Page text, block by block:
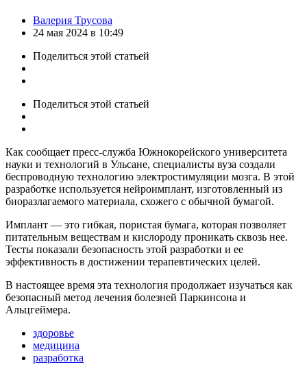
Posted
by
Валерия Трусова
24 мая 2024 в 10:49
Поделиться этой статьей
Поделиться этой статьей
Как сообщает пресс-служба Южнокорейского университета
науки и технологий в Ульсане, специалисты вуза создали
беспроводную технологию электростимуляции мозга. В этой
разработке используется нейроимплант, изготовленный из
биоразлагаемого материала, схожего с обычной бумагой.
Имплант — это гибкая, пористая бумага, которая позволяет
питательным веществам и кислороду проникать сквозь нее.
Тесты показали безопасность этой разработки и ее
эффективность в достижении терапевтических целей.
В настоящее время эта технология продолжает изучаться как
безопасный метод лечения болезней Паркинсона и
Альцгеймера.
здоровье
медицина
разработка